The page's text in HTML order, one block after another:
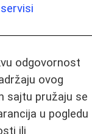
odgovornost
ovog
sajtu pružaju se
u pogledu
ili